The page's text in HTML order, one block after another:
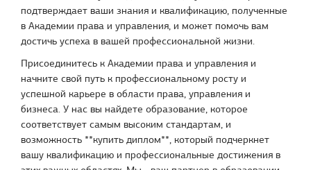
подтверждает ваши знания и квалификацию, полученные
в Академии права и управления, и может помочь вам
достичь успеха в вашей профессиональной жизни.
Присоединитесь к Академии права и управления и
начните свой путь к профессиональному росту и
успешной карьере в области права, управления и
бизнеса. У нас вы найдете образование, которое
соответствует самым высоким стандартам, и
возможность **купить диплом**, который подчеркнет
вашу квалификацию и профессиональные достижения в